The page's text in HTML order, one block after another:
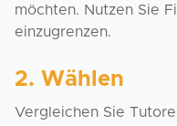
möchten. Nutzen Sie
einzugrenzen.
2. Wählen
Vergleichen Sie